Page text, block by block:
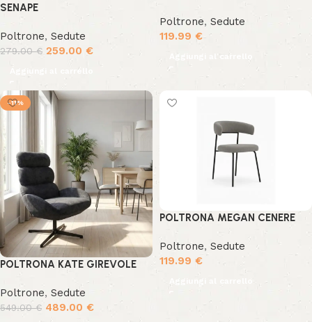
SENAPE
Poltrone, Sedute
279.00€ 259.00 €
Aggiungi al carrello
Poltrone, Sedute
119.99 €
Aggiungi al carrello
-11%
POLTRONA KATE GIREVOLE
Poltrone, Sedute
549.00€ 489.00 €
POLTRONA MEGAN CENERE
Poltrone, Sedute
119.99 €
Aggiungi al carrello